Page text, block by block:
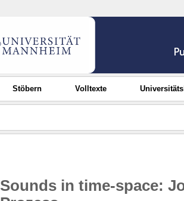
Stöbern Volltexte
Sounds in time-space: